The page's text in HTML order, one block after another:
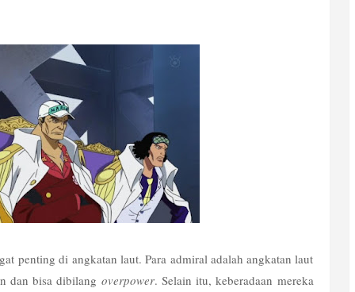
penting di angkatan laut. Para admiral adalah angkatan laut
dan bisa dibilang overpower. Selain itu, keberadaan mereka